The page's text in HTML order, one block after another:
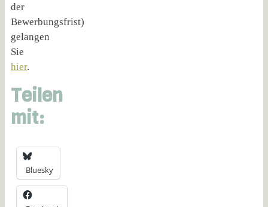
der
Bewerbungsfrist)
gelangen
Sie
hier.
Teilen
mit:
Bluesky